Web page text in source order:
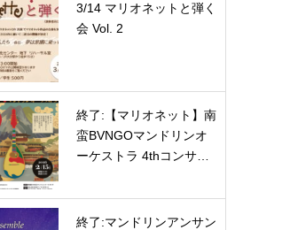
3/14 マリオネットと弾く
会 Vol. 2
終了:【マリオネット】南
蛮BVNGOマンドリンオ
ーケストラ 4thコンサ…
終了:マンドリンアンサン